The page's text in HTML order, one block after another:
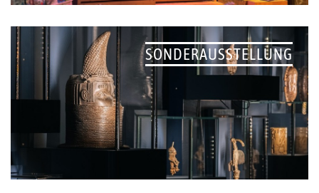
SONDERAUSSTELLUNG